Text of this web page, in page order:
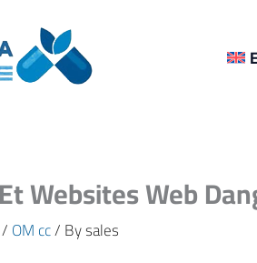
Websites Web
/OM cc/ Bysales